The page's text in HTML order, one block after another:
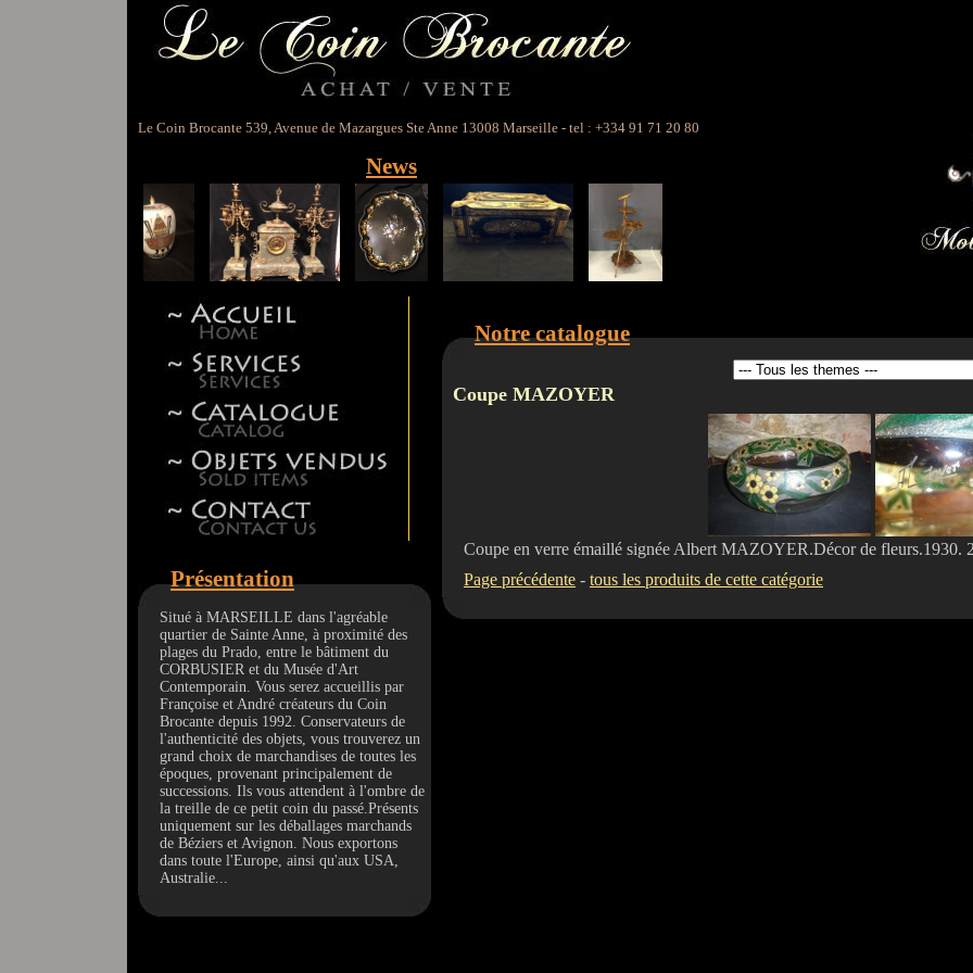
Le Coin Brocante 539, Avenue de Mazargues Ste Anne 13008 Marseille - tel : +334 91 71 20 80
News
Présentation
Situé à MARSEILLE dans l'agréable
quartier de Sainte Anne, à proximité des
plages du Prado, entre le bâtiment du
CORBUSIER et du Musée d'Art
Contemporain. Vous serez accueillis par
Françoise et André créateurs du Coin
Brocante depuis 1992. Conservateurs de
l'authenticité des objets, vous trouverez un
grand choix de marchandises de toutes les
époques, provenant principalement de
successions. Ils vous attendent à l'ombre de
la treille de ce petit coin du passé.Présents
uniquement sur les déballages marchands
de Béziers et Avignon. Nous exportons
dans toute l'Europe, ainsi qu'aux USA,
Australie...
Notre catalogue
Coupe MAZOYER
Coupe en verre émaillé signée Albert MAZOYER.Décor de fleurs.1930.
Page précédente - tous les produits de cette catégorie